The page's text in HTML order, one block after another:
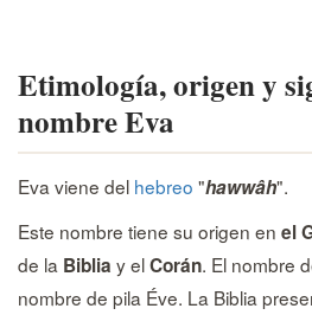
Etimología, origen y
nombre Eva
Eva viene del hebreo "hawwâh".
Este nombre tiene su origen en el
de la Biblia y elCorán. El nombre
nombre de pila Éve. La Biblia